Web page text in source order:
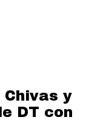
Chivas y
DT con